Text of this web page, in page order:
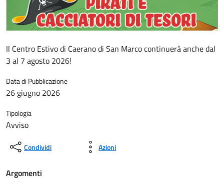
Il Centro Estivo di Caerano di San Marco continuerà anche dal
3 al 7 agosto 2026!
Data di Pubblicazione
26 giugno 2026
Tipologia
Avviso
Condividi Azioni
Argomenti